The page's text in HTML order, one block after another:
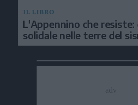
IL LIBRO
L'Appennino che resiste:
solidale nelle terre del